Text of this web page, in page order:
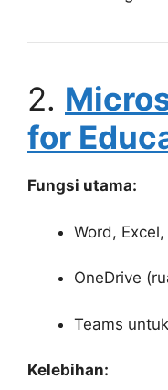
2.
for
Fungsi utama:
Word,
OneDrive
Teams
Kelebihan: